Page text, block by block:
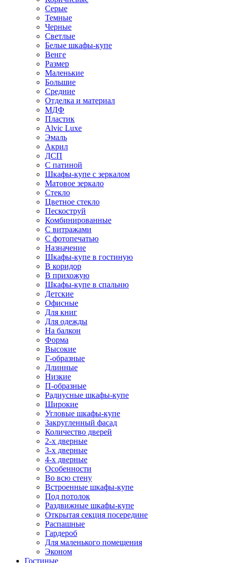
Серые
Темные
Черные
Светлые
Белые шкафы-купе
Венге
Размер
Маленькие
Большие
Средние
Отделка и материал
МДФ
Пластик
Alvic Luxe
Эмаль
Акрил
ДСП
С патиной
Шкафы-купе с зеркалом
Матовое зеркало
Стекло
Цветное стекло
Пескоструй
Комбинированные
С витражами
С фотопечатью
Назначение
Шкафы-купе в гостиную
В коридор
В прихожую
Шкафы-купе в спальню
Детские
Офисные
Для книг
Для одежды
На балкон
Форма
Высокие
Г-образные
Длинные
Низкие
П-образные
Радиусные шкафы-купе
Широкие
Угловые шкафы-купе
Закругленный фасад
Количество дверей
2-х дверные
3-х дверные
4-х дверные
Особенности
Во всю стену
Встроенные шкафы-купе
Под потолок
Раздвижные шкафы-купе
Открытая секция посередине
Распашные
Гардероб
Для маленького помещения
Эконом
Гостиные